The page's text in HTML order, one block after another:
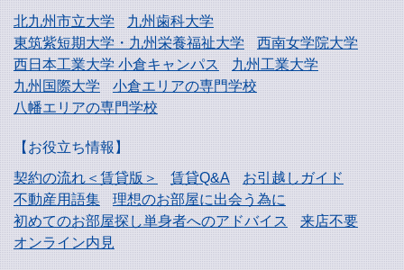
北九州市立大学
九州歯科大学
東筑紫短期大学・九州栄養福祉大学
西南女学院大学
西日本工業大学小倉キャンパス
九州工業大学
九州国際大学
小倉エリアの専門学校
八幡エリアの専門学校
【お役立ち情報】
契約の流れ＜賃貸版＞
賃貸Q&A
お引越しガイド
不動産用語集
理想のお部屋に出会う為に
初めてのお部屋探し単身者へのアドバイス
来店不要
オンライン内見